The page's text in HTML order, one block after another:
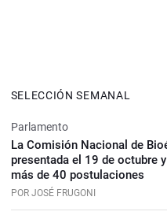
SELECCIÓN SEMANAL
Parlamento
La Comisión Nacional de
presentada el 19 de octubre
más de 40 postulaciones
POR JOSÉ FRUGONI